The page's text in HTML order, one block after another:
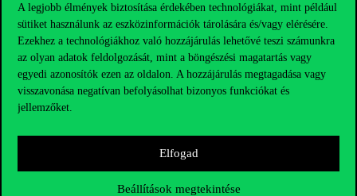
A legjobb élmények biztosítása érdekében technológiákat, mint például
sütiket használunk az eszközinformációk tárolására és/vagy elérésére.
Ezekhez a technológiákhoz való hozzájárulás lehetővé teszi számunkra
az olyan adatok feldolgozását, mint a böngészési magatartás vagy
egyedi azonosítók ezen az oldalon. A hozzájárulás megtagadása vagy
visszavonása negatívan befolyásolhat bizonyos funkciókat és
jellemzőket.
Elfogad
Beállítások megtekintése
Sajtó:press@uni-corvinus.hu